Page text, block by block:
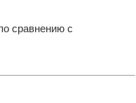
сравнению с